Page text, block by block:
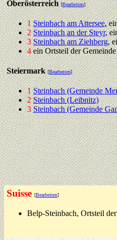
Oberösterreich [Bearbeiten]
1 Steinbach am Attersee,
2 Steinbach an der Steyr,
3 Steinbach am Ziehberg,
4ein Ortsteil der Gemeinde
Steiermark [Bearbeiten]
1 Steinbach (Gemeinde
2 Steinbach (Leibnitz)
3Steinbach (Gemeinde
Suisse [Bearbeiten]
Belp-Steinbach, Ortsteil